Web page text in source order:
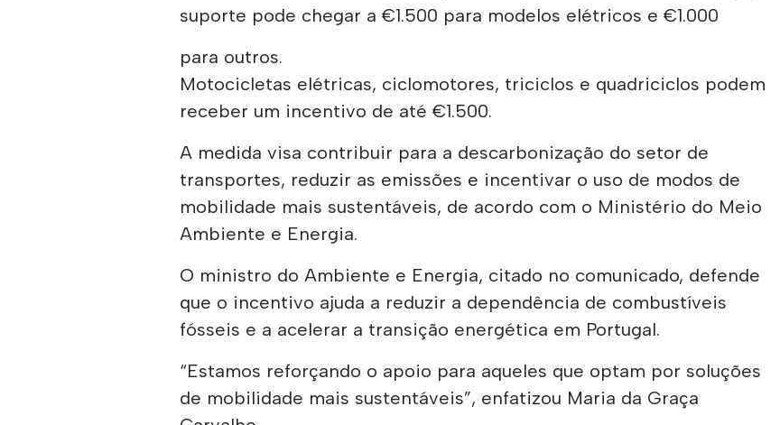
suporte pode chegar a €1.500 para modelos elétricos e €1.000
para outros.
Motocicletas elétricas, ciclomotores, triciclos e quadriciclos podem
receber um incentivo de até €1.500.
A medida visa contribuir para a descarbonização do setor de
transportes, reduzir as emissões e incentivar o uso de modos de
mobilidade mais sustentáveis, de acordo com o Ministério do Meio
Ambiente e Energia.
O ministro do Ambiente e Energia, citado no comunicado, defende
que o incentivo ajuda a reduzir a dependência de combustíveis
fósseis e a acelerar a transição energética em Portugal.
“Estamos reforçando o apoio para aqueles que optam por soluções
de mobilidade mais sustentáveis”, enfatizou Maria da Graça